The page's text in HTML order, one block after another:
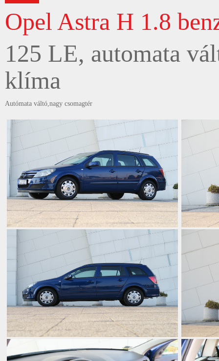
Opel Astra H 1.8
125 LE, automata
klíma
Autómata váltó,nagy csomagtér